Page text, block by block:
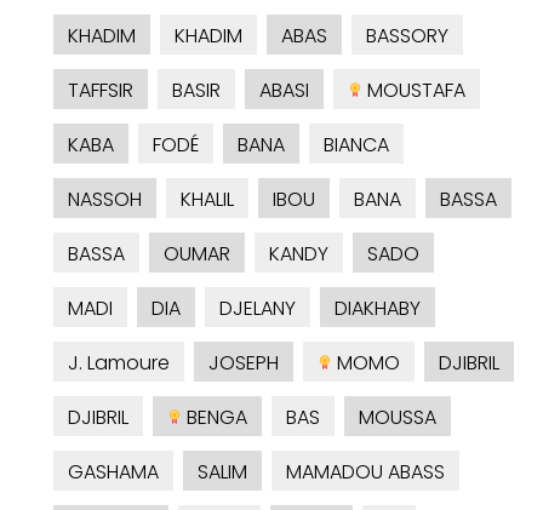
KHADIM
KHADIM ABAS
BASSORY
TAFFSIR
BASIR ABASI
MOUSTAFA
KABA
FODÉ BANA
BIANCA
NASSOH
KHALIL IBOU BANA
BASSA
BASSA
OUMAR KANDY
SADO
MADI
DIA DJELANY
DIAKHABY
J. Lamoure
JOSEPH MOMO
DJIBRIL
DJIBRIL
BENGA BAS
MOUSSA
GASHAMA
SALIM
MAMADOU ABASS